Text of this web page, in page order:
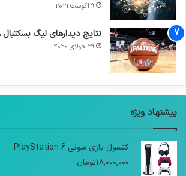
9 آگوست 2021
نتایج دیدار‌های لیگ بسکتبال NBA
29 جولای 2020
پیشنهاد ویژه
کنسول بازی سونی PlayStation 6
18,000,000تومان